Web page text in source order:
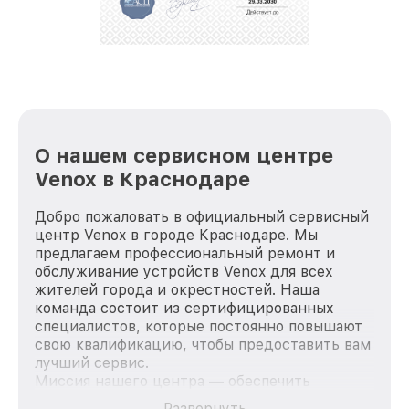
репутацию. Мы постоянно совершенствуемся и
О нашем сервисном центре
Venox в Краснодаре
Добро пожаловать в официальный сервисный
центр Venox в городе Краснодаре. Мы
предлагаем профессиональный ремонт и
обслуживание устройств Venox для всех
жителей города и окрестностей. Наша
команда состоит из сертифицированных
специалистов, которые постоянно повышают
свою квалификацию, чтобы предоставить вам
лучший сервис.
Миссия нашего центра — обеспечить
качественный и доступный ремонт для